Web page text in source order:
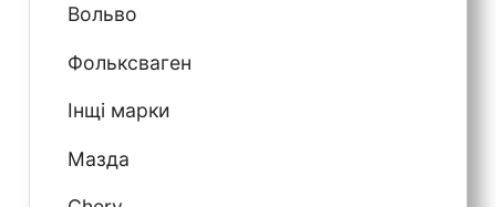
Вольво
Фольксваген
Інщі марки
Мазда